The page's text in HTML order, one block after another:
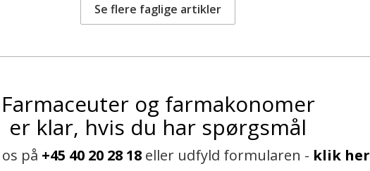
Se flere faglige artikler
Farmaceuter og farmakonomer
er klar, hvis du har spørgsmål
på +45 40 20 28 18 eller udfyld formularen - klik her